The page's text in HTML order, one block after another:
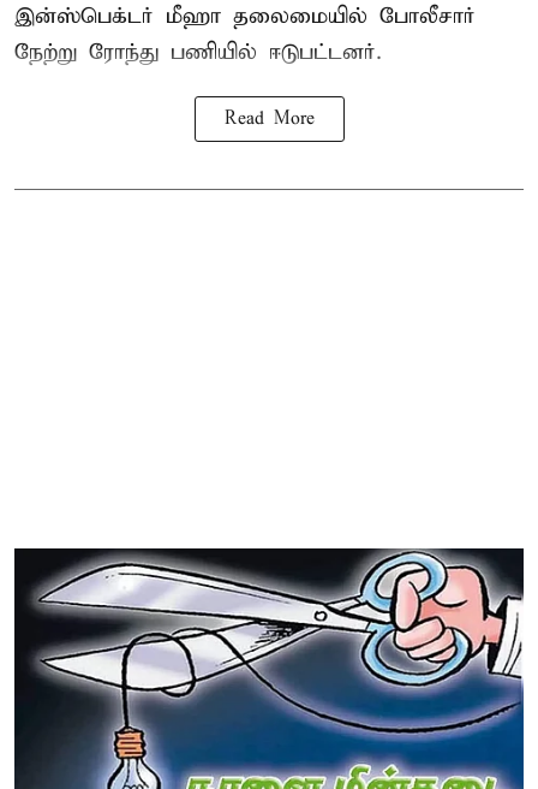
இன்ஸ்பெக்டர் மீஹா தலைமையில் போலீசார்
நேற்று ரோந்து பணியில் ஈடுபட்டனர்.
Read More